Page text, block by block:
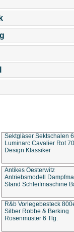
Sektgläser Sektschalen
Luminarc Cavalier Rot
Design Klassiker
Antikes Oesterwitz
Antriebsmodell
Stand Schleifmaschine
R&b Vorlegebesteck
Silber Robbe & Berking
Rosenmuster 6 Tlg.